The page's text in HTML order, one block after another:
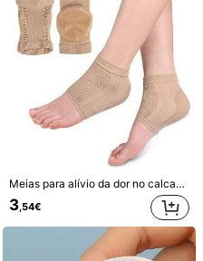
3,05€
Envio Rápido
Meias para alívio da dor no calcanhar com almofada hidratante em gel, anti-rachaduras, almofadas para alívio de esporões/batidas, tênis femininos e masculinos, calçados casuais, materiais de volta às aulas, botas, acessórios para calçados femininos, para atividades ao ar livre, esportes, viagens, casa, escritório, escola
3,54€